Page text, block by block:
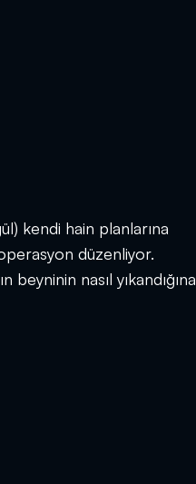
kendi hain planlarına
düzenliyor.
nasıl yıkandığına